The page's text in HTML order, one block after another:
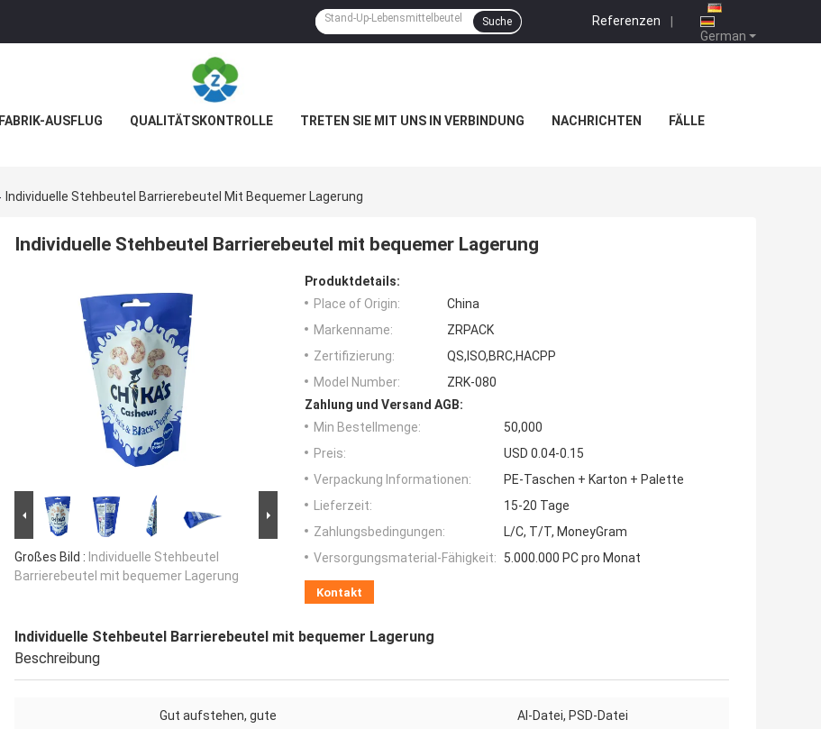
German
Referenzen |
Suche
FABRIK-AUSFLUG QUALITÄTSKONTROLLE TRETEN SIE MIT UNS IN VERBINDUNG NACHRICHTEN FÄLLE
Individuelle Stehbeutel Barrierebeutel Mit Bequemer Lagerung
Individuelle Stehbeutel Barrierebeutel mit bequemer Lagerung
Großes Bild : Individuelle Stehbeutel
Barrierebeutel mit bequemer Lagerung
Produktdetails:
Place of Origin:
China
Markenname:
ZRPACK
Zertifizierung:
QS,ISO,BRC,HACPP
Model Number:
ZRK-080
Zahlung und Versand AGB:
Min Bestellmenge:
50,000
Preis:
USD 0.04-0.15
Verpackung Informationen:
PE-Taschen + Karton + Palette
Lieferzeit:
15-20 Tage
Zahlungsbedingungen:
L/C, T/T, MoneyGram
Versorgungsmaterial-Fähigkeit:
5.000.000 PC pro Monat
Kontakt
Individuelle Stehbeutel Barrierebeutel mit bequemer Lagerung
Beschreibung
Gut aufstehen, gute
AI-Datei, PSD-Datei